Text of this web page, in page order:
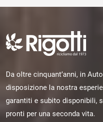
Da oltre cinquant’anni, in
disposizione la nostra
garantiti e subito disponibili,
pronti per una seconda vita.